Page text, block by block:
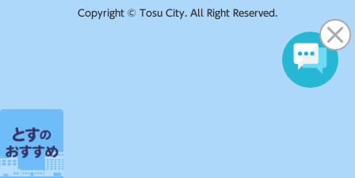
Copyright © Tosu City. All Right Reserved.